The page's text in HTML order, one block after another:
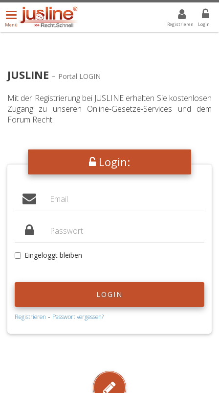
Registrieren Login
Menü
öffnen/schließen
Menü
ALLE DROPDOWN: GEWÄHLTER WERT IST ALLE
JUSLINE - Portal LOGIN
Mit der Registrierung bei JUSLINE erhalten Sie kostenlosen
Zugang zu unseren Online-Gesetze-Services und dem
Forum Recht.
Login:
Eingeloggt bleiben
LOGIN
Registrieren - Passwort vergessen?